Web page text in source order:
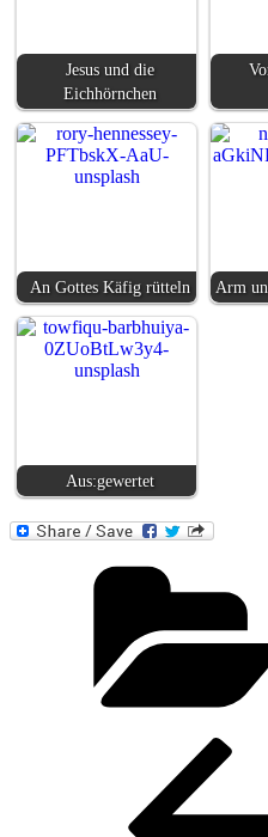
Jesus und die
Eichhörnchen
An Gottes Käfig rütteln Arm
Aus:gewertet
Beitragsnavigation